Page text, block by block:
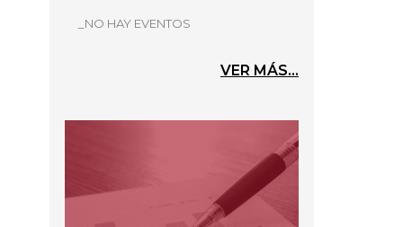
_NO HAY EVENTOS
VER MÁS...